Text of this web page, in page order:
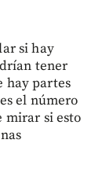
si hay
tener
hay partes
el número
mirar si esto